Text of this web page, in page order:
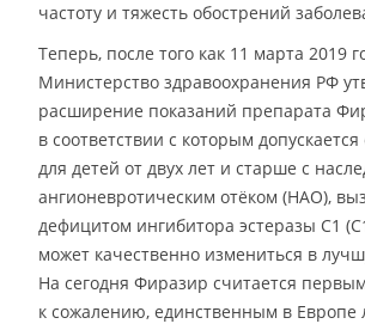
частоту и тяжесть обострений
Теперь, после того как 11 марта 2019
Министерство здравоохранения РФ
расширение показаний препарата
в соответствии с которым
для детей от двух лет и старше с
ангионевротическим отёком (НАО),
дефицитом ингибитора эстеразы C1
может качественно измениться в
На сегодня Фиразир считается
к сожалению, единственным в Европе